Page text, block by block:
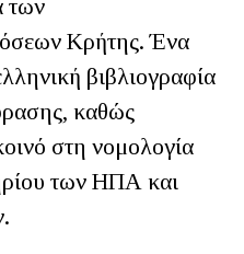
των
Κρήτης. Ένα
βιβλιογραφία
καθώς
στη νομολογία
των ΗΠΑ και